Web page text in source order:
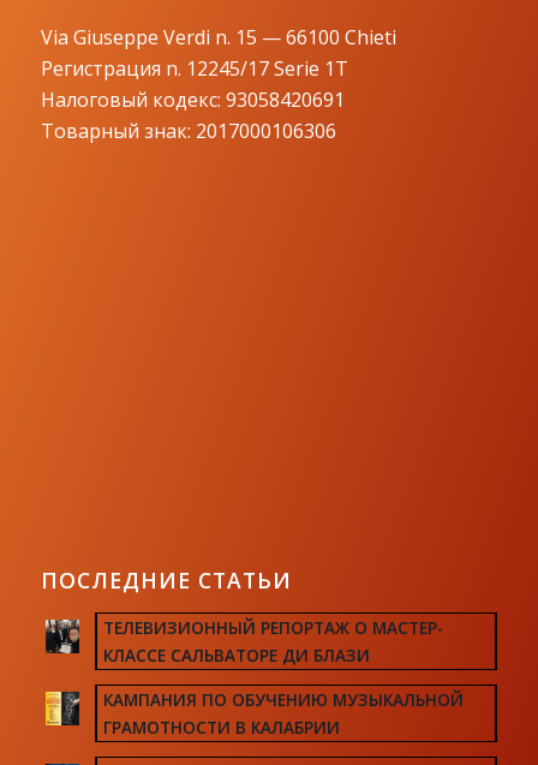
Via Giuseppe Verdi n. 15 — 66100 Chieti
Регистрация n. 12245/17 Serie 1T
Налоговый кодекс: 93058420691
Товарный знак: 2017000106306
ПОСЛЕДНИЕ СТАТЬИ
ТЕЛЕВИЗИОННЫЙ РЕПОРТАЖ О МАСТЕР-
КЛАССЕ САЛЬВАТОРЕ ДИ БЛАЗИ
КАМПАНИЯ ПО ОБУЧЕНИЮ МУЗЫКАЛЬНОЙ
ГРАМОТНОСТИ В КАЛАБРИИ